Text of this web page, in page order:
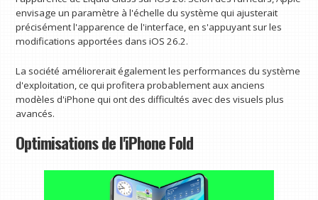
envisage un paramètre à l'échelle du système qui ajusterait
précisément l'apparence de l'interface, en s'appuyant sur les
modifications apportées dans iOS 26.2.
La société améliorerait également les performances du système
d'exploitation, ce qui profitera probablement aux anciens
modèles d'iPhone qui ont des difficultés avec des visuels plus
avancés.
Optimisations de l'iPhone Fold